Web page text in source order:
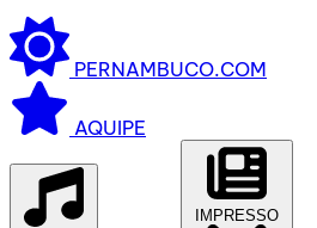
PERNAMBUCO.COM
AQUIPE
IMPRESSO